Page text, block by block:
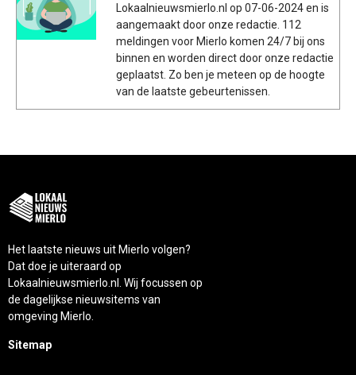
Lokaalnieuwsmierlo.nl op 07-06-2024 en is
aangemaakt door onze redactie. 112
meldingen voor Mierlo komen 24/7 bij ons
binnen en worden direct door onze redactie
geplaatst. Zo ben je meteen op de hoogte
van de laatste gebeurtenissen.
Het laatste nieuws uit Mierlo volgen?
Dat doe je uiteraard op
Lokaalnieuwsmierlo.nl. Wij focussen op
de dagelijkse nieuwsitems van
omgeving Mierlo.
Sitemap